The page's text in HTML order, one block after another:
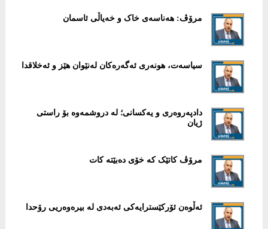
مرۆڤ: هەناسەی خاک و خەیاڵی ئاسمان
سیاسەت، هونەری ئەگەرەکان لەنێوان هێز و ئەخلاقدا
دادپەروەری و یەکسانی؛ لە دروشمەوە بۆ راستی
ژیان
مرۆڤ کاتێک کە خۆی دەبێتە کات
ئەڵوەن ئۆرکێسترایەکی ئەبەدی لە بیرەوەریی رۆحدا